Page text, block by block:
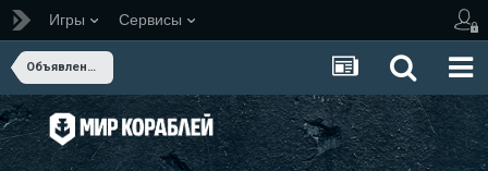
Игры Сервисы
Объявления и обсуждение модификаций